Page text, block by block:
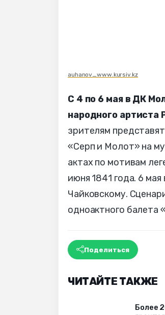
auhanov_www.kursiv.kz
С 4 по 6 мая в ДК
народного
зрителям
«Серп и Молот» на
актах по мотивам
июня 1841 года. 6
Чайковскому.
одноактного балета
Поделиться
ЧИТАЙТЕ ТАКЖЕ
Более